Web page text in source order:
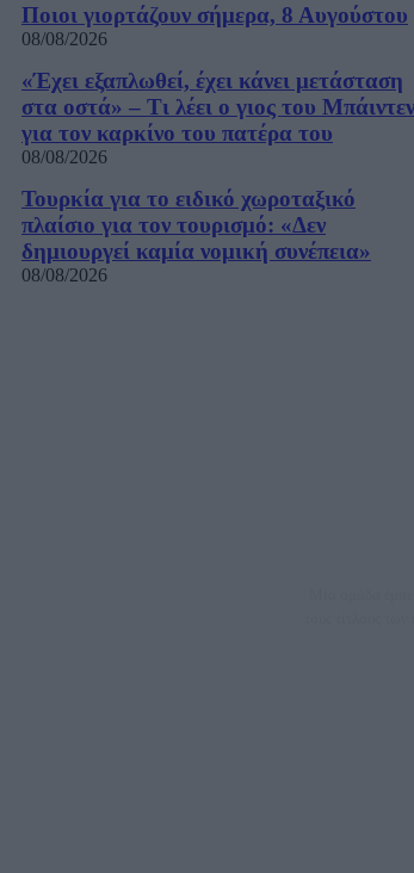
Ποιοι γιορτάζουν σήμερα, 8 Αυγούστου
08/08/2026
«Έχει εξαπλωθεί, έχει κάνει μετάσταση
στα οστά» – Τι λέει ο γιος του Μπάιντεν
για τον καρκίνο του πατέρα του
08/08/2026
Τουρκία για το ειδικό χωροταξικό
πλαίσιο για τον τουρισμό: «Δεν
δημιουργεί καμία νομική συνέπεια»
08/08/2026